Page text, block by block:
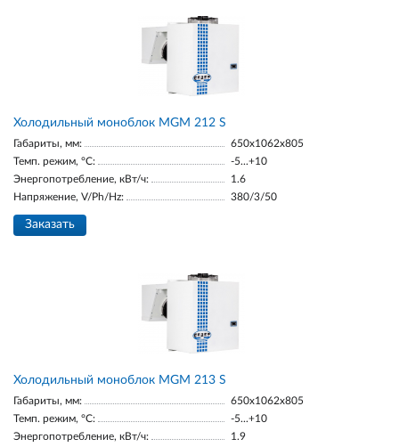
Холодильный моноблок MGM 212 S
Габариты, мм:
650x1062x805
Темп. режим, °С:
-5...+10
Энергопотребление, кВт/ч:
1.6
Напряжение, V/Ph/Hz:
380/3/50
Заказать
Холодильный моноблок MGM 213 S
Габариты, мм:
650x1062x805
Темп. режим, °С:
-5...+10
Энергопотребление, кВт/ч:
1.9